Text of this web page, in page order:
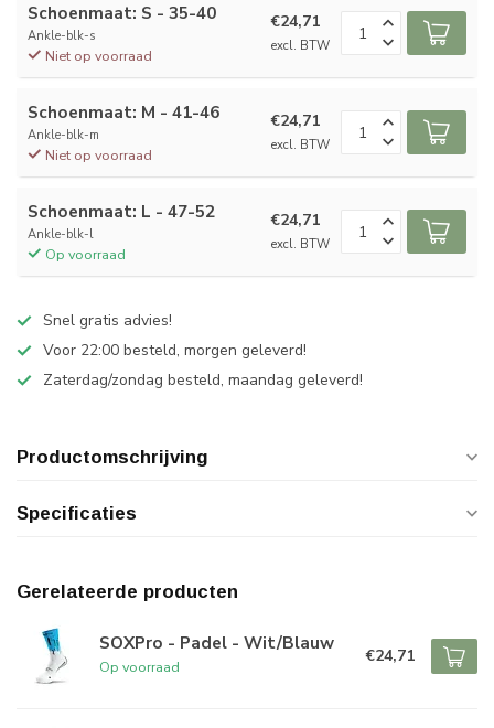
Schoenmaat: S - 35-40
Ankle-blk-s
Niet op voorraad
€24,71
excl. BTW
Schoenmaat: M - 41-46
Ankle-blk-m
Niet op voorraad
€24,71
excl. BTW
Schoenmaat: L - 47-52
Ankle-blk-l
Op voorraad
€24,71
excl. BTW
Snel gratis advies!
Voor 22:00 besteld, morgen geleverd!
Zaterdag/zondag besteld, maandag geleverd!
Productomschrijving
Specificaties
Gerelateerde producten
SOXPro - Padel - Wit/Blauw
Op voorraad
€24,71